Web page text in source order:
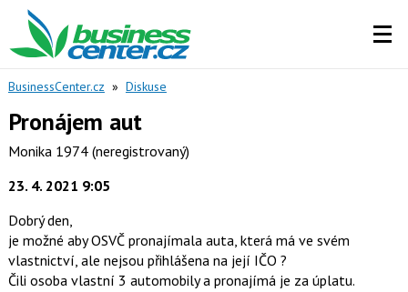
BusinessCenter.cz » Diskuse
Pronájem aut
Monika 1974 (neregistrovaný)
23. 4. 2021 9:05
Dobrý den,
je možné aby OSVČ pronajímala auta, která má ve svém
vlastnictví, ale nejsou přihlášena na její IČO ?
Čili osoba vlastní 3 automobily a pronajímá je za úplatu.